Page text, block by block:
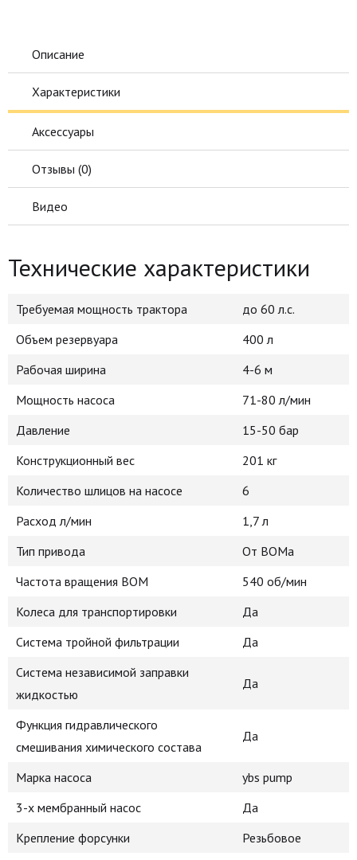
Описание
Характеристики
Аксессуары
Отзывы (0)
Видео
Технические характеристики
Требуемая мощность трактора
до 60 л.с.
Объем резервуара
400 л
Рабочая ширина
4-6 м
Мощность насоса
71-80 л/мин
Давление
15-50 бар
Конструкционный вес
201 кг
Количество шлицов на насосе
6
Расход л/мин
1,7 л
Тип привода
От ВОМа
Частота вращения ВОМ
540 об/мин
Колеса для транспортировки
Да
Система тройной фильтрации
Да
Система независимой заправки
жидкостью
Да
Функция гидравлического
смешивания химического состава
Да
Марка насоса
ybs pump
3-х мембранный насос
Да
Крепление форсунки
Резьбовое